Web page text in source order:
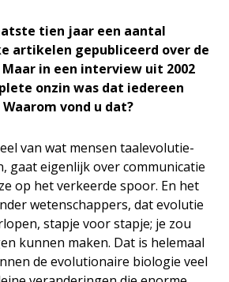
tien jaar een aantal
artikelen gepubliceerd over de
in een interview uit 2002
onzin was dat iedereen
vond u dat?
van wat mensen taalevolutie-
gaat eigenlijk over communicatie
op het verkeerde spoor. En het
wetenschappers, dat evolutie
stapje voor stapje; je zou
kunnen maken. Dat is helemaal
de evolutionaire biologie veel